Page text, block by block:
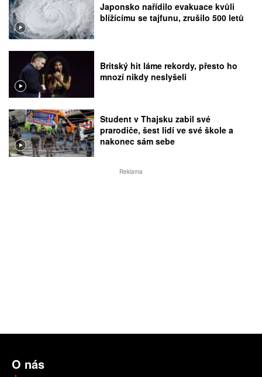
Japonsko nařídilo evakuace kvůli
blížícímu se tajfunu, zrušilo 500 letů
Britský hit láme rekordy, přesto ho
mnozí nikdy neslyšeli
Student v Thajsku zabil své
prarodiče, šest lidí ve své škole a
nakonec sám sebe
Reklama
O nás